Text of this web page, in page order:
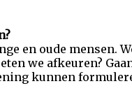
en oude mensen.
we afkeuren?
kunnen